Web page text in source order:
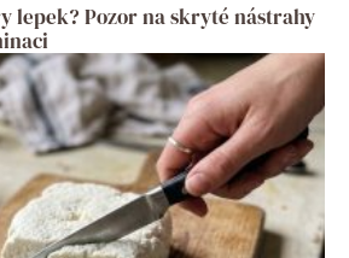
lepek? Pozor na skryté nástrahy